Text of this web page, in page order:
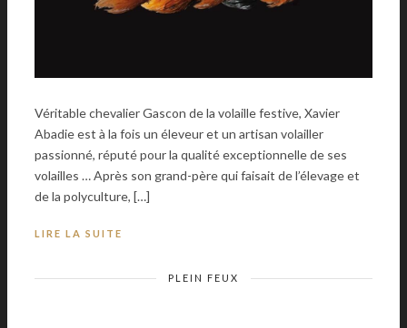
Véritable chevalier Gascon de la volaille festive, Xavier
Abadie est à la fois un éleveur et un artisan volailler
passionné, réputé pour la qualité exceptionnelle de ses
volailles … Après son grand-père qui faisait de l’élevage et
de la polyculture, […]
LIRE LA SUITE
PLEIN FEUX